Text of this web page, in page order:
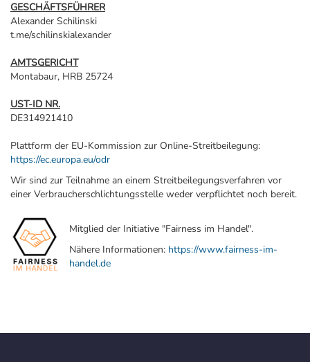
GESCHÄFTSFÜHRER
Alexander Schilinski
t.me/schilinskialexander
AMTSGERICHT
Montabaur, HRB 25724
UST-ID NR.
DE314921410
Plattform der EU-Kommission zur Online-Streitbeilegung:
https://ec.europa.eu/odr
Wir sind zur Teilnahme an einem Streitbeilegungsverfahren vor
einer Verbraucherschlichtungsstelle weder verpflichtet noch bereit.
Mitglied der Initiative "Fairness im Handel".
Nähere Informationen: https://www.fairness-im-
handel.de